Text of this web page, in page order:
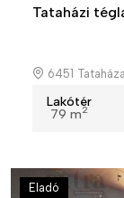
Tataházi
6451 Tataháza
Lakótér
79 m2
Eladó